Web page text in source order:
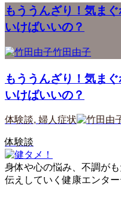
もううんざり！気ま
いけばいいの？
竹田由子
もううんざり！気ま
いけばいいの？
体験談, 婦人症状
体験談
身体や心の悩み、不調が
伝えしていく健康エンタ